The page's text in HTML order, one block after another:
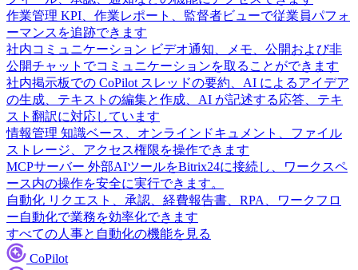
作業管理 KPI、作業レポート、監督者ビューで従業員パフォ
ーマンスを追跡できます
社内コミュニケーション ビデオ通知、メモ、公開および非
公開チャットでコミュニケーションを取ることができます
社内掲示板での CoPilot スレッドの要約、AI によるアイデア
の生成、テキストの編集と作成、AI が記述する応答、テキ
スト翻訳に対応しています
情報管理 知識ベース、オンラインドキュメント、ファイル
ストレージ、アクセス権限を操作できます
MCPサーバー 外部AIツールをBitrix24に接続し、ワークスペ
ース内の操作を安全に実行できます。
自動化 リクエスト、承認、経費報告書、RPA、ワークフロ
ー自動化で業務を効率化できます
すべての人事と自動化の機能を見る
CoPilot